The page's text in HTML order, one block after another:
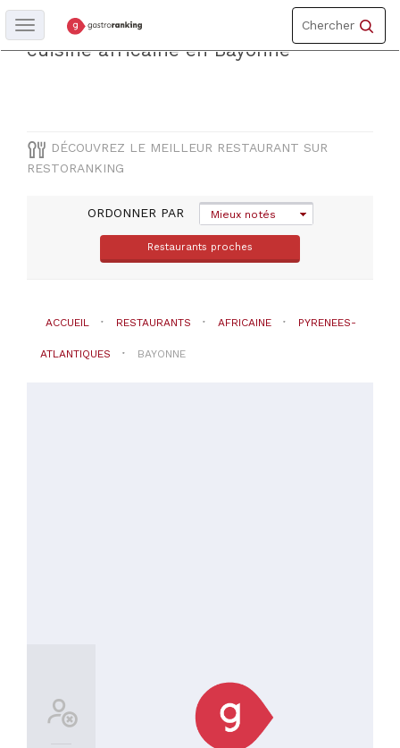
Toggle
navigation
Chercher
Toggle
navigation
Africaine
Découvrez le meilleur restaurantde
cuisine africaine en Bayonne
DÉCOUVREZ LE MEILLEUR RESTAURANT SUR
RESTORANKING
ORDONNER PAR Mieux notés
Restaurants proches
ACCUEIL RESTAURANTS AFRICAINE PYRENEES-
ATLANTIQUES BAYONNE